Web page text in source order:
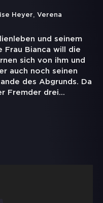
Heyer, Verena
und seinem
Frau Bianca will die
sich von ihm und
auch noch seinen
des Abgrunds. Da
Fremder drei...